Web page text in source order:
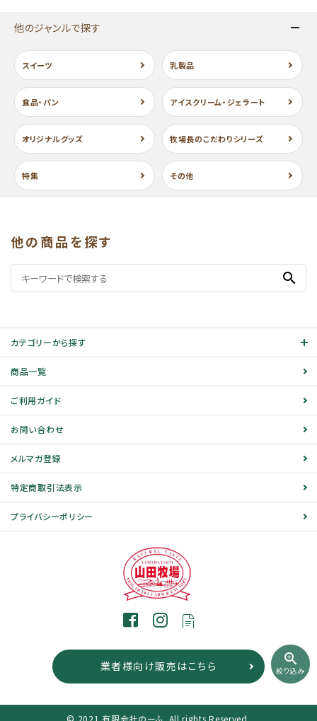
他のジャンルで探す
スイーツ 乳製品
食品・パン アイスクリーム・ジェラート
オリジナルグッズ 牧場長のこだわりシリーズ
特集 その他
他の商品を探す
search
zoom_in
絞り込み
カテゴリーから探す
商品一覧
ご利用ガイド
お問い合わせ
メルマガ登録
特定商取引法表示
プライバシーポリシー
業者様向け販売はこちら
© 2021 有限会社のーふ. All rights Reserved.